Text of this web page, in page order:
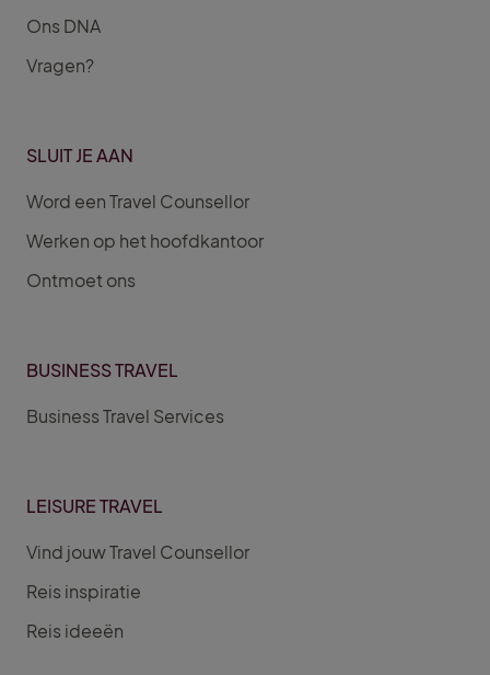
Ons DNA
Vragen?
SLUIT JE AAN
Word een Travel Counsellor
Werken op het hoofdkantoor
Ontmoet ons
BUSINESS TRAVEL
Business Travel Services
LEISURE TRAVEL
Vind jouw Travel Counsellor
Reis inspiratie
Reis ideeën